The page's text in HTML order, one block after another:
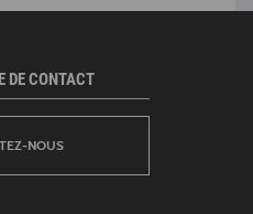
DE CONTACT
NOUS